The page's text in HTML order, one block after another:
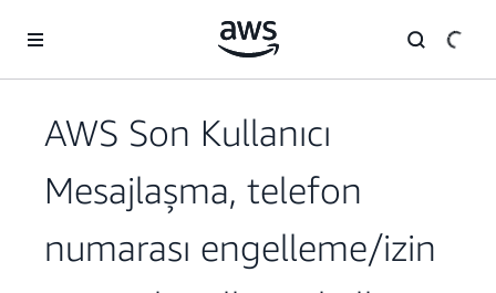
AWS Son Kullanıcı
Mesajlaşma, telefon
numarası engelleme/izin